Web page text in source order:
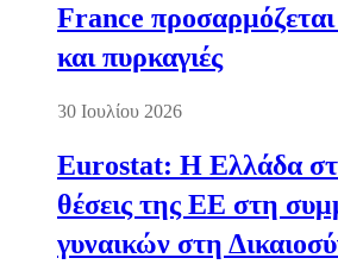
France
και πυρκαγιές
30 Ιουλίου 2026
Eurostat: Η Ελλάδα
θέσεις της ΕΕ στη
γυναικών στη